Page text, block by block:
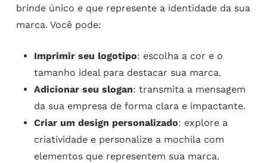
brinde único e que represente a identidade da sua
marca. Você pode:
Imprimir seu logotipo: escolha a cor e o
tamanho ideal para destacar sua marca.
Adicionar seu slogan: transmita a mensagem
da sua empresa de forma clara e impactante.
Criar um design personalizado: explore a
criatividade e personalize a mochila com
elementos que representem sua marca.